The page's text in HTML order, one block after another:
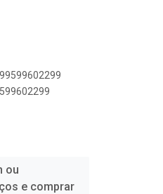
ou
e comprar